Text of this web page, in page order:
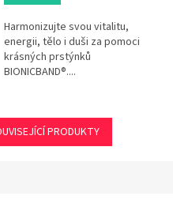
Harmonizujte svou vitalitu,
energii, tělo i duši za pomoci
krásných prstýnků
BIONICBAND®....
PRODUKTY